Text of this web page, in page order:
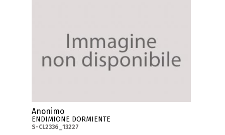
Anonimo
ENDIMIONE DORMIENTE
S-CL2336_13227